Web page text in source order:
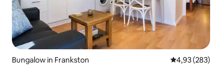
Bungalow in Frankston Gemiddelde
4,93 (283)